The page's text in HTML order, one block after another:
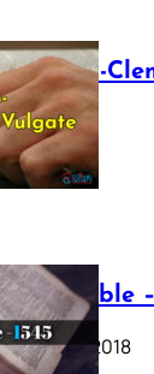
Sixto-
12, 2025
Bible –
17, 2018